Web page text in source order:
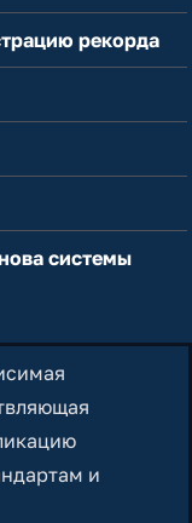
рекорда
системы
и